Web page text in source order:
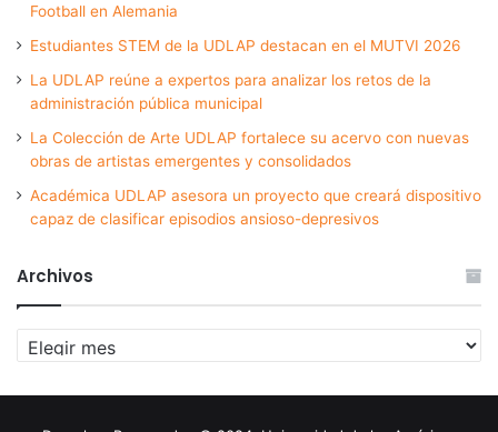
Football en Alemania
Estudiantes STEM de la UDLAP destacan en el MUTVI 2026
La UDLAP reúne a expertos para analizar los retos de la
administración pública municipal
La Colección de Arte UDLAP fortalece su acervo con nuevas
obras de artistas emergentes y consolidados
Académica UDLAP asesora un proyecto que creará dispositivo
capaz de clasificar episodios ansioso-depresivos
Archivos
Archivos